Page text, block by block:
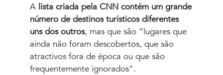
A lista criada pela CNN contém um grande
número de destinos turísticos diferentes
uns dos outros, mas que são “lugares que
ainda não foram descobertos, que são
atractivos fora de época ou que são
frequentemente ignorados”.